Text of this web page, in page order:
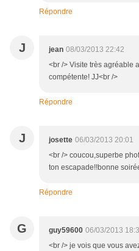
Répondre
J jean 08/03/2013 22:42
<br /> Visite très agréable
compétente! JJ<br />
Répondre
J josette 06/03/2013 20:01
<br /> coucou,superbe
ton escapade!!bonne
Répondre
G guy59600 06/03/2013
<br /> je vois que vous